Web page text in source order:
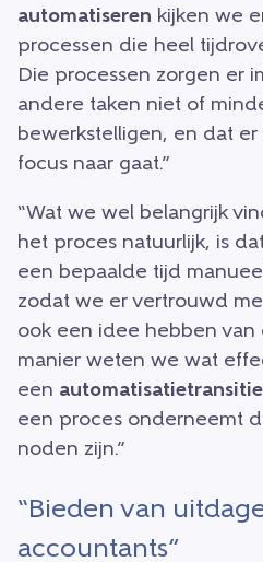
automatiseren kijken we
processen die heel
Die processen zorgen er
andere taken niet of
bewerkstelligen, en dat
focus naar gaat.”
“Wat we wel belangrijk
het proces natuurlijk, is
een bepaalde tijd
zodat we er vertrouwd
ook een idee hebben van
manier weten we wat
een automatisatietransitie
een proces onderneemt
noden zijn.”
“Bieden van
accountants”